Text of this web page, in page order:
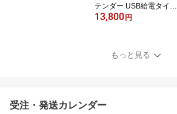
テンダー USB給電タイプ
送受信機セット FULL H
ドライバ不要 ワイヤレス
化 無線化 ケーブルレス
13,800 円
もっと見る
受注・発送カレンダー